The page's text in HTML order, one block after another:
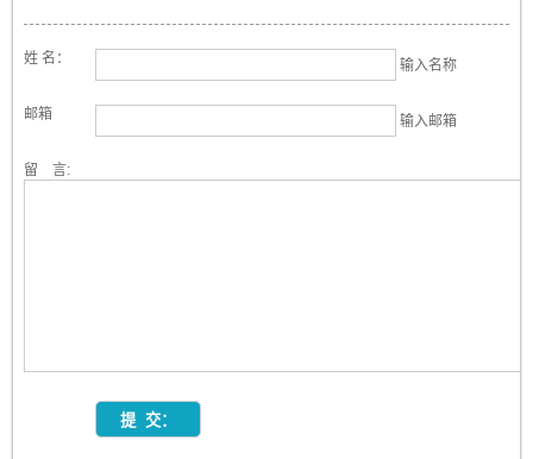
姓 名： 输入名称
邮箱 输入邮箱
留 言: